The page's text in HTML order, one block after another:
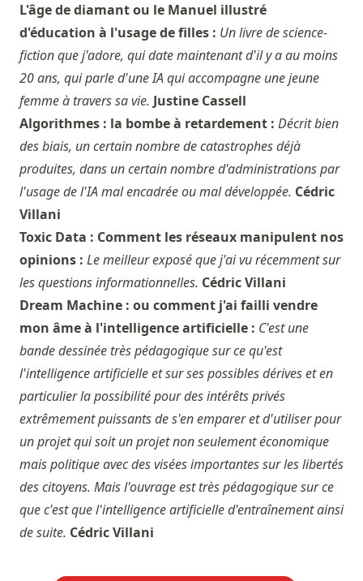
L'âge de diamant ou le Manuel illustré
d'éducation à l'usage de filles : Un livre de science-
fiction que j'adore, qui date maintenant d'il y a au moins
20 ans, qui parle d'une IA qui accompagne une jeune
femme à travers sa vie. Justine Cassell
Algorithmes : la bombe à retardement : Décrit bien
des biais, un certain nombre de catastrophes déjà
produites, dans un certain nombre d'administrations par
l'usage de l'IA mal encadrée ou mal développée. Cédric
Villani
Toxic Data : Comment les réseaux manipulent nos
opinions : Le meilleur exposé que j'ai vu récemment sur
les questions informationnelles. Cédric Villani
Dream Machine : ou comment j'ai failli vendre
mon âme à l'intelligence artificielle : C'est une
bande dessinée très pédagogique sur ce qu'est
l'intelligence artificielle et sur ses possibles dérives et en
particulier la possibilité pour des intérêts privés
extrêmement puissants de s'en emparer et d'utiliser pour
un projet qui soit un projet non seulement économique
mais politique avec des visées importantes sur les libertés
des citoyens. Mais l'ouvrage est très pédagogique sur ce
que c'est que l'intelligence artificielle d'entraînement ainsi
de suite. Cédric Villani